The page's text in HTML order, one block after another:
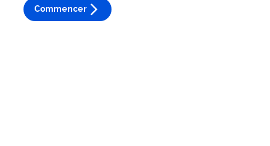
Commencer arrow_forward_ios